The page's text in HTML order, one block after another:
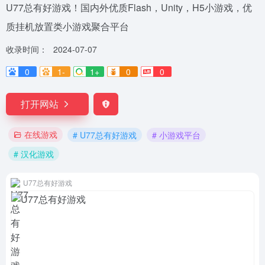
U77总有好游戏！国内外优质Flash，Unity，H5小游戏，优
质挂机放置类小游戏聚合平台
收录时间：
2024-07-07
0
1- 1+ 0 0
打开网站
在线游戏 # U77总有好游戏
# 小游戏平台
# 汉化游戏
U77总有好游戏